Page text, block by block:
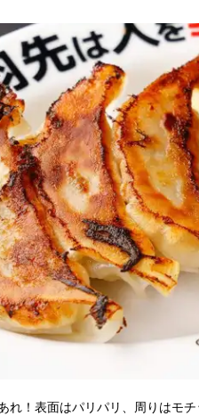
れ！表面はパリパリ、周りはモ